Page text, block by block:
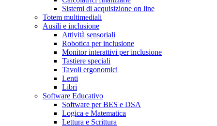
Sistemi di acquisizione on line
Totem multimediali
Ausili e inclusione
Attività sensoriali
Robotica per inclusione
Monitor interattivi per inclusione
Tastiere speciali
Tavoli ergonomici
Lenti
Libri
Software Educativo
Software per BES e DSA
Logica e Matematica
Lettura e Scrittura